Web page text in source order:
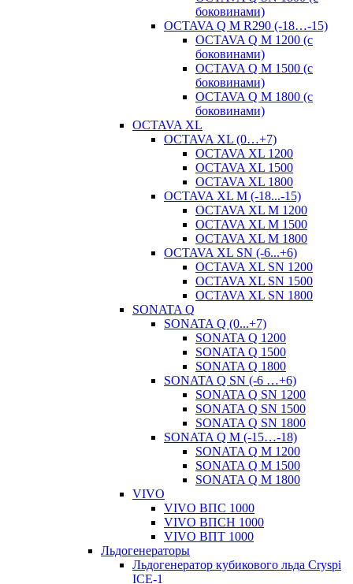
боковинами)
OCTAVA Q M R290 (-18…-15)
OСTAVA Q M 1200 (с
боковинами)
OСTAVA Q M 1500 (с
боковинами)
OСTAVA Q M 1800 (с
боковинами)
OCTAVA XL
OCTAVA XL (0…+7)
OCTAVA XL 1200
OCTAVA XL 1500
OCTAVA XL 1800
OCTAVA XL M (-18...-15)
OCTAVA XL M 1200
OCTAVA XL M 1500
OCTAVA XL M 1800
OCTAVA XL SN (-6...+6)
OCTAVA XL SN 1200
OCTAVA XL SN 1500
OCTAVA XL SN 1800
SONATA Q
SONATA Q (0...+7)
SONATA Q 1200
SONATA Q 1500
SONATA Q 1800
SONATA Q SN (-6 …+6)
SONATA Q SN 1200
SONATA Q SN 1500
SONATA Q SN 1800
SONATA Q M (-15…-18)
SONATA Q M 1200
SONATA Q M 1500
SONATA Q M 1800
VIVO
VIVO ВПС 1000
VIVO ВПСН 1000
VIVO ВПТ 1000
Льдогенераторы
Льдогенератор кубикового льда Cryspi
ICE-1